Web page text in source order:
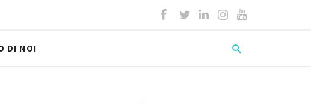
DI NOI